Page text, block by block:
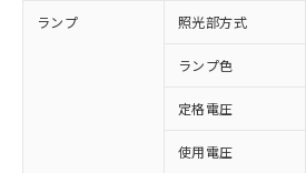
ランプ 照光部方式
ランプ色
定格電圧
使用電圧